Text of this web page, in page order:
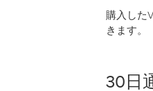
購入した
きます。
30日